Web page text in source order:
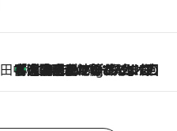
田中稲の勝手に再ブーム
11 Hours Ago
「湘南乃風に憧れて」観客大盛上がりの“タオル回し”に、ラッパー顔負けの高速歌唱まで…さだまさし（74）のアグレッシブすぎる現在地